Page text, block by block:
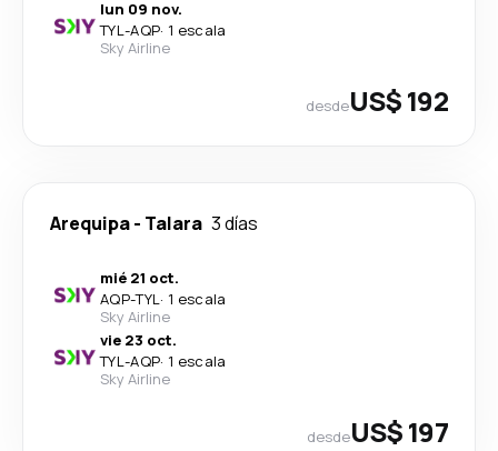
lun 09 nov.
TYL-AQP· 1 escala
Sky Airline
desdeUS$ 192
Arequipa- Talara 3 días
mié 21 oct.
AQP-TYL· 1 escala
Sky Airline
vie 23 oct.
TYL-AQP· 1 escala
Sky Airline
desdeUS$ 197